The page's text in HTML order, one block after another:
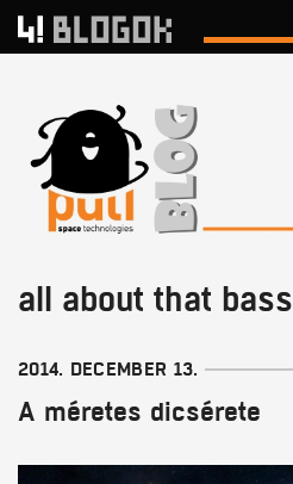
all about that bass
2014. DECEMBER 13.
A méretes dicsérete